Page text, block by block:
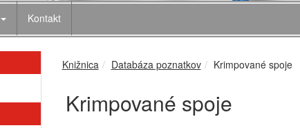
Kontakt
Knižnica Databáza poznatkov Krimpované spoje
Krimpované spoje